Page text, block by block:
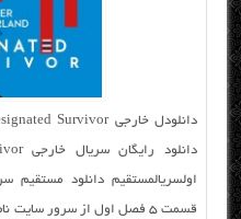
قسمت ۵ فصل اول از سرور